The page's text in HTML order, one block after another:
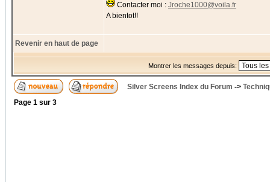
Contacter moi : Jroche1000@voila.fr
A bientot!!
Revenir en haut de page
Montrer les messages depuis:
Silver Screens Index du Forum ->
Page 1 sur 3